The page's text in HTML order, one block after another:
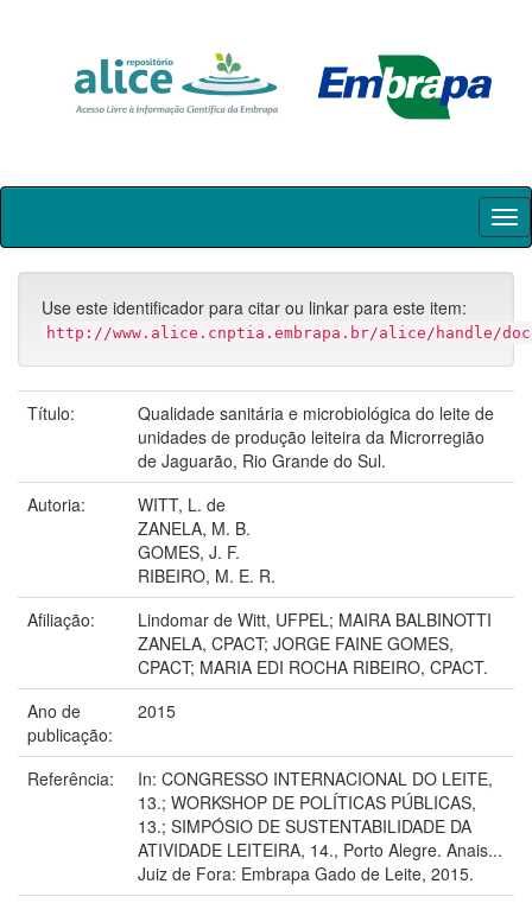
Skip
Use este identificador para citar ou linkar para este item:
http://www.alice.cnptia.embrapa.br/alice/handle/doc/
Título:
Qualidade sanitária e microbiológica do leite de
unidades de produção leiteira da Microrregião
de Jaguarão, Rio Grande do Sul.
Autoria:
WITT, L. de
ZANELA, M. B.
GOMES, J. F.
RIBEIRO, M. E. R.
Afiliação:
Lindomar de Witt, UFPEL; MAIRA BALBINOTTI
ZANELA, CPACT; JORGE FAINE GOMES,
CPACT; MARIA EDI ROCHA RIBEIRO, CPACT.
Ano de
publicação:
2015
Referência:
In: CONGRESSO INTERNACIONAL DO LEITE,
13.; WORKSHOP DE POLÍTICAS PÚBLICAS,
13.; SIMPÓSIO DE SUSTENTABILIDADE DA
ATIVIDADE LEITEIRA, 14., Porto Alegre. Anais...
Juiz de Fora: Embrapa Gado de Leite, 2015.